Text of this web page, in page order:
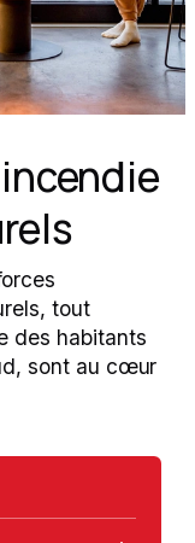
incendie
tout
des habitants
sont au cœur